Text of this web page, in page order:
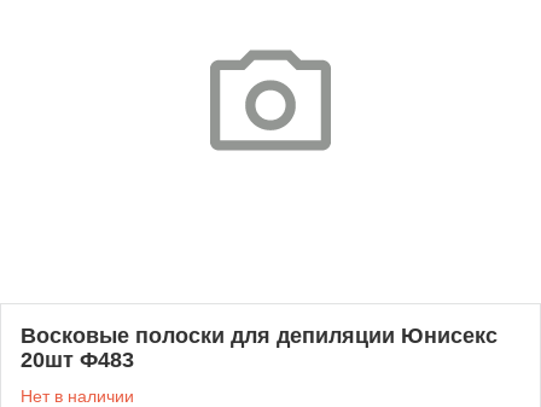
Восковые полоски для депиляции Юнисекс
20шт Ф483
Нет в наличии